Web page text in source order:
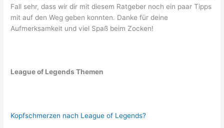
Fall sehr, dass wir dir mit diesem Ratgeber noch ein paar Tipps
mit auf den Weg geben konnten. Danke für deine
Aufmerksamkeit und viel Spaß beim Zocken!
League of Legends Themen
Kopfschmerzen nach League of Legends?